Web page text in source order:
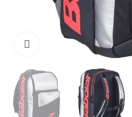
Click to enlarge